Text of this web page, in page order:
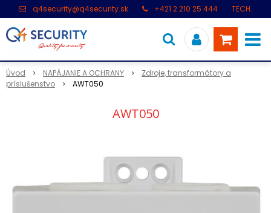
q4security@q4security.sk +421 2 210 25 444
TECH.
Úvod NAPÁJANIE A OCHRANY
Zdroje, transformátory a
príslušenstvo
AWT050
AWT050